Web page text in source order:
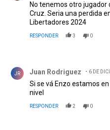
No tenemos otro jugador
Cruz. Seria una perdida
Libertadores 2024
RESPONDER 3 0
JR Juan Rodriguez 6 DE
Si se vá Enzo estamos
nivel
RESPONDER 2 0